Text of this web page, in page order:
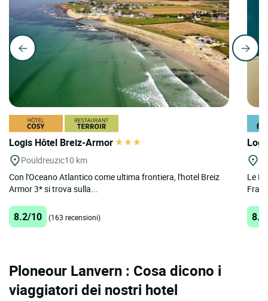
Logis Hôtel Breiz-Armor
Pouldreuzic10 km
Con l'Oceano Atlantico come ultima frontiera, l'hotel Breiz
Armor 3* si trova sulla...
8.2/10 (163 recensioni)
Le
Ploneour Lanvern : Cosa dicono i
viaggiatori dei nostri hotel